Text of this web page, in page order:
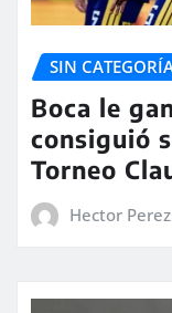
SIN
Boca le
consiguió
Torneo
Hector Perez